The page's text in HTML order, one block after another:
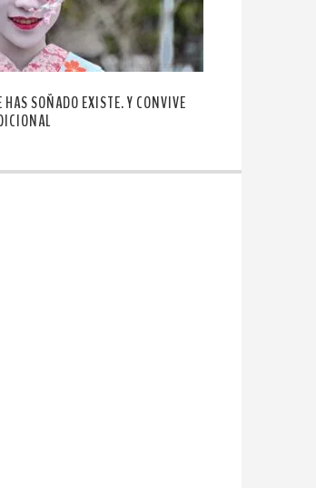
SOÑADO EXISTE. Y CONVIVE